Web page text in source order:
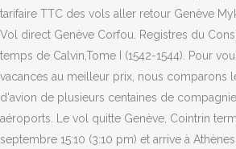
tarifaire TTC des vols aller retour Genève
Vol direct Genève Corfou. Registres du
temps de Calvin,Tome I (1542-1544). Pour
vacances au meilleur prix, nous comparons
d'avion de plusieurs centaines de
aéroports. Le vol quitte Genève, Cointrin
septembre 15:10 (3:10 pm) et arrive à